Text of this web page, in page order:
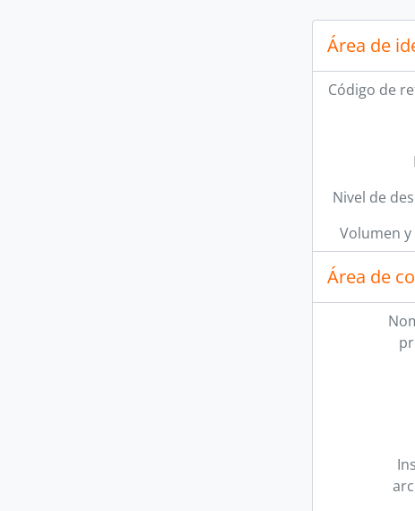
Área de
Código de
Nivel de
Volumen
Área de